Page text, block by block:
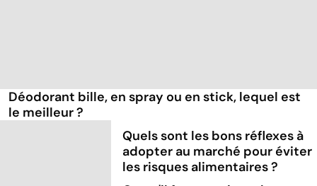
Déodorant bille, en spray ou en stick, lequel est
le meilleur ?
Quels sont les bons réflexes à
adopter au marché pour éviter
les risques alimentaires ?